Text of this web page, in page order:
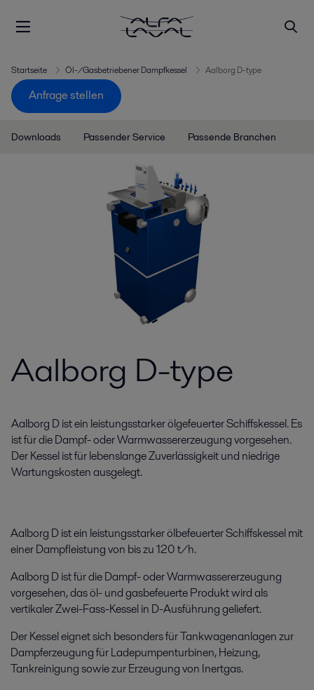
Startseite Öl-/Gasbetriebener Dampfkessel Aalborg D-type
Anfrage stellen
Downloads Passender Service Passende Branchen
Aalborg D-type
Aalborg D ist ein leistungsstarker ölgefeuerter Schiffskessel. Es
ist für die Dampf- oder Warmwassererzeugung vorgesehen.
Der Kessel ist für lebenslange Zuverlässigkeit und niedrige
Wartungskosten ausgelegt.
Aalborg D ist ein leistungsstarker ölbefeuerter Schiffskessel mit
einer Dampfleistung von bis zu 120 t/h.
Aalborg D ist für die Dampf- oder Warmwassererzeugung
vorgesehen, das öl- und gasbefeuerte Produkt wird als
vertikaler Zwei-Fass-Kessel in D-Ausführung geliefert.
Der Kessel eignet sich besonders für Tankwagenanlagen zur
Dampferzeugung für Ladepumpenturbinen, Heizung,
Tankreinigung sowie zur Erzeugung von Inertgas.